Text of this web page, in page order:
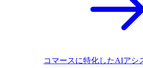
コマースに特化したAIアシ